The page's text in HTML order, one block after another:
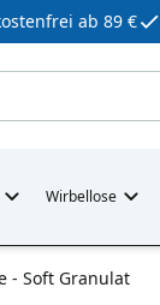
ab 89 €
Wirbellose
- Soft Granulat